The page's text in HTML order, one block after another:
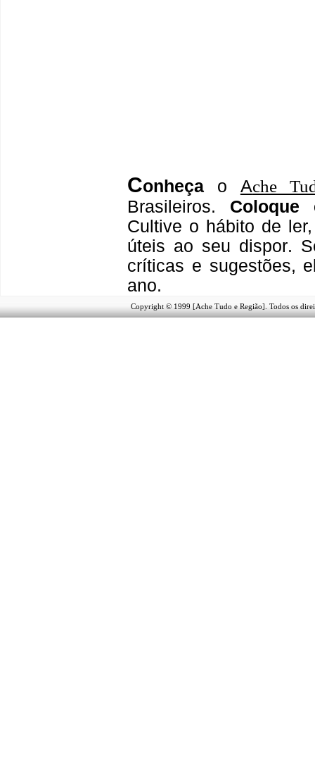
Conheça o Ache
Brasileiros.
Cultive o hábito de
úteis ao seu dispor.
críticas e sugestões,
ano.
Copyright © 1999 [Ache Tudo e Região]. Todos os